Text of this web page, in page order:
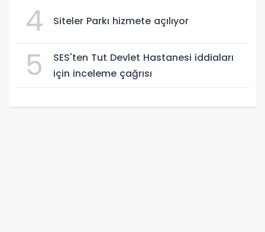
4 Siteler Parkı hizmete açılıyor
5
SES'ten Tut Devlet Hastanesi iddiaları
için inceleme çağrısı